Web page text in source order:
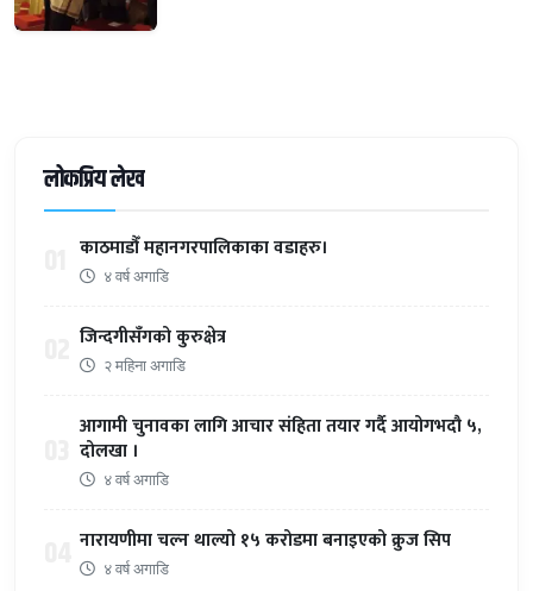
लोकप्रिय लेख
काठमाडौँ महानगरपालिकाका वडाहरु।
४ वर्ष अगाडि
जिन्दगीसँगको कुरुक्षेत्र
२ महिना अगाडि
आगामी चुनावका लागि आचार संहिता तयार गर्दै आयोगभदौ ५,
दोलखा ।
४ वर्ष अगाडि
नारायणीमा चल्न थाल्यो १५ करोडमा बनाइएको क्रुज सिप
४ वर्ष अगाडि